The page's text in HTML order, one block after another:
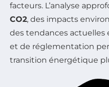
facteurs. L’analyse
CO2, des impacts
des tendances actuelles
et de réglementation
transition énergétique